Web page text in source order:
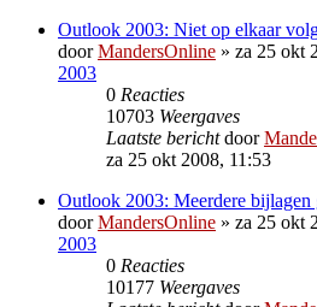
Outlook 2003: Niet op elkaar
doorMandersOnline » za 25 okt
2003
0 Reacties
10703 Weergaves
Laatste berichtdoor
za 25 okt 2008, 11:53
Outlook 2003: Meerdere
doorMandersOnline » za 25 okt
2003
0 Reacties
10177 Weergaves